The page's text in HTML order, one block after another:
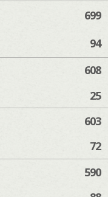
699
94
608
25
603
72
590